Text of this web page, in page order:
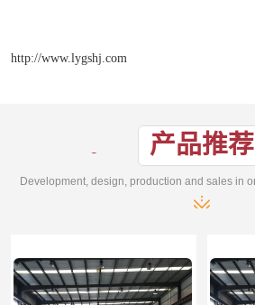
http://www.lygshj.com
产品推荐